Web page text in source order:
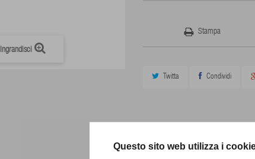
Questo sito web utilizza i
Ingrandisci
Stampa
Twitta Condividi